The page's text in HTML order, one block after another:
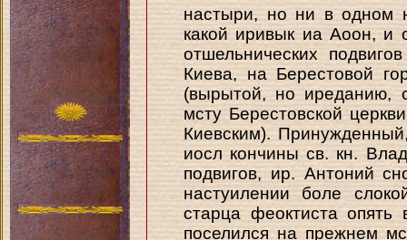
настыри, но ни в одном
какой иривык иа Аоон, и
отшельнических
Киева, на Берестовой
(вырытой, но иреданию,
мсту Берестовской
Киевским).
иосл кончины св. кн.
подвигов, ир. Антоний
настуилении боле
старца феоктиста
поселился на прежнем